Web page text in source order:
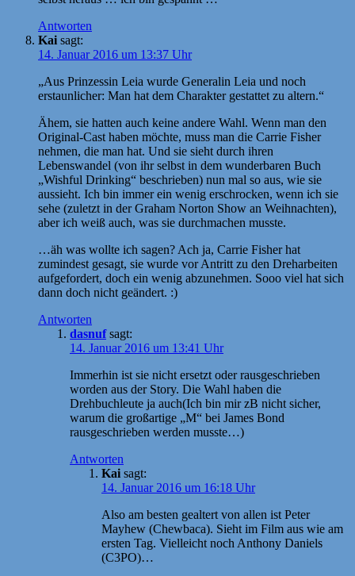
Antworten
Kai sagt:
14. Januar 2016 um 13:37 Uhr
„Aus Prinzessin Leia wurde Generalin Leia und noch
erstaunlicher: Man hat dem Charakter gestattet zu altern.“
Ähem, sie hatten auch keine andere Wahl. Wenn man den
Original-Cast haben möchte, muss man die Carrie Fisher
nehmen, die man hat. Und sie sieht durch ihren
Lebenswandel (von ihr selbst in dem wunderbaren Buch
„Wishful Drinking“ beschrieben) nun mal so aus, wie sie
aussieht. Ich bin immer ein wenig erschrocken, wenn ich sie
sehe (zuletzt in der Graham Norton Show an Weihnachten),
aber ich weiß auch, was sie durchmachen musste.
…äh was wollte ich sagen? Ach ja, Carrie Fisher hat
zumindest gesagt, sie wurde vor Antritt zu den Dreharbeiten
aufgefordert, doch ein wenig abzunehmen. Sooo viel hat sich
dann doch nicht geändert. :)
Antworten
dasnuf sagt:
14. Januar 2016 um 13:41 Uhr
Immerhin ist sie nicht ersetzt oder rausgeschrieben
worden aus der Story. Die Wahl haben die
Drehbuchleute ja auch(Ich bin mir zB nicht sicher,
warum die großartige „M“ bei James Bond
rausgeschrieben werden musste…)
Antworten
Kai sagt:
14. Januar 2016 um 16:18 Uhr
Also am besten gealtert von allen ist Peter
Mayhew (Chewbaca). Sieht im Film aus wie am
ersten Tag. Vielleicht noch Anthony Daniels
(C3PO)…